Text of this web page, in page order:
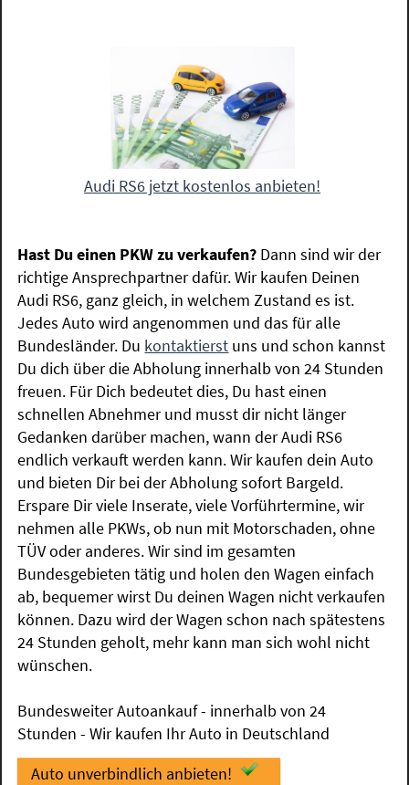
Audi RS6 jetzt kostenlos anbieten!
Hast Du einen PKW zu verkaufen? Dann sind wir der
richtige Ansprechpartner dafür. Wir kaufen Deinen
Audi RS6, ganz gleich, in welchem Zustand es ist.
Jedes Auto wird angenommen und das für alle
Bundesländer. Du kontaktierst uns und schon kannst
Du dich über die Abholung innerhalb von 24 Stunden
freuen. Für Dich bedeutet dies, Du hast einen
schnellen Abnehmer und musst dir nicht länger
Gedanken darüber machen, wann der Audi RS6
endlich verkauft werden kann. Wir kaufen dein Auto
und bieten Dir bei der Abholung sofort Bargeld.
Erspare Dir viele Inserate, viele Vorführtermine, wir
nehmen alle PKWs, ob nun mit Motorschaden, ohne
TÜV oder anderes. Wir sind im gesamten
Bundesgebieten tätig und holen den Wagen einfach
ab, bequemer wirst Du deinen Wagen nicht verkaufen
können. Dazu wird der Wagen schon nach spätestens
24 Stunden geholt, mehr kann man sich wohl nicht
wünschen.
Bundesweiter Autoankauf - innerhalb von 24
Stunden - Wir kaufen Ihr Auto in Deutschland
Auto unverbindlich anbieten!